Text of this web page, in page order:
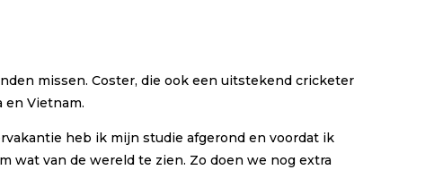
missen. Coster, die ook een uitstekend cricketer
en Vietnam.
heb ik mijn studie afgerond en voordat ik
wat van de wereld te zien. Zo doen we nog extra